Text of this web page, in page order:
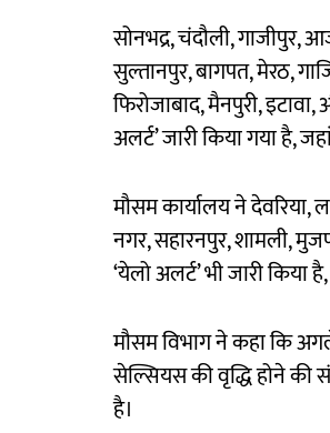
सोनभद्र, चंदौली, गाजीपुर,
सुल्तानपुर, बागपत, मेरठ,
फिरोजाबाद, मैनपुरी,
अलर्ट’ जारी किया गया है,
मौसम कार्यालय ने देवरिया,
नगर, सहारनपुर, शामली,
‘येलो अलर्ट’ भी जारी
मौसम विभाग ने कहा कि अगले
सेल्सियस की वृद्धि होने की
है।